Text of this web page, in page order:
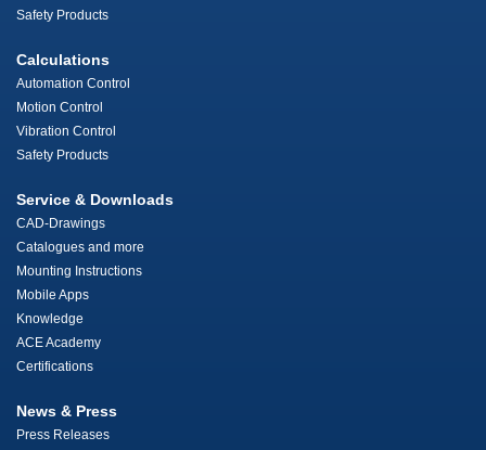
Safety Products
Calculations
Automation Control
Motion Control
Vibration Control
Safety Products
Service & Downloads
CAD-Drawings
Catalogues and more
Mounting Instructions
Mobile Apps
Knowledge
ACE Academy
Certifications
News & Press
Press Releases